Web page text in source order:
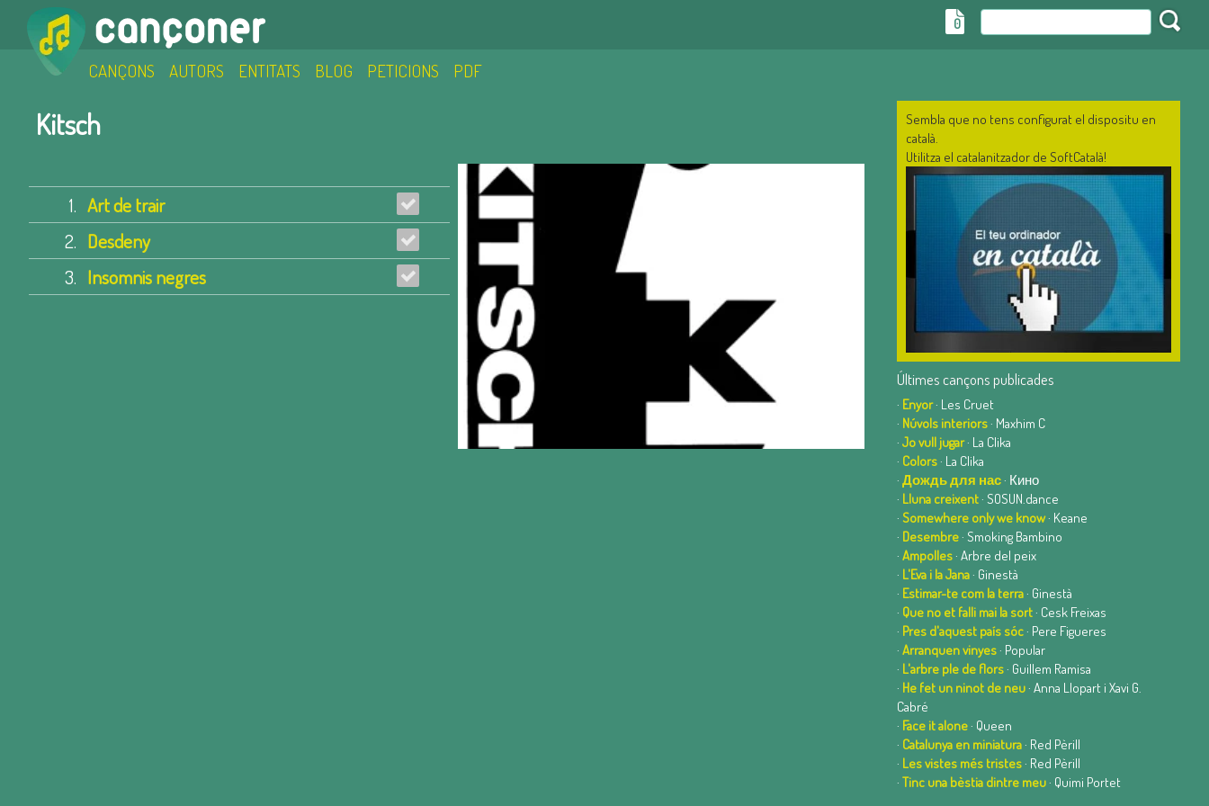
0
CANÇONS AUTORS ENTITATS BLOG PETICIONS PDF
Kitsch
1. Art de trair
2. Desdeny
3. Insomnis negres
Sembla que no tens configurat el dispositu en
català.
Utilitza el catalanitzador de SoftCatalà!
Últimes cançons publicades
· Enyor· Les Cruet
· Núvols interiors· Maxhim C
· Jo vull jugar· La Clika
· Colors· La Clika
· Дождь для нас· Кино
· Lluna creixent· SOSUN.dance
· Somewhere only we know· Keane
· Desembre· Smoking Bambino
· Ampolles· Arbre del peix
· L'Eva i la Jana· Ginestà
· Estimar-te com la terra· Ginestà
· Que no et falli mai la sort· Cesk Freixas
· Pres d'aquest país sóc· Pere Figueres
· Arranquen vinyes· Popular
· L'arbre ple de flors· Guillem Ramisa
· He fet un ninot de neu· Anna Llopart i Xavi G.
Cabré
· Face it alone· Queen
· Catalunya en miniatura· Red Pèrill
· Les vistes més tristes· Red Pèrill
· Tinc una bèstia dintre meu· Quimi Portet